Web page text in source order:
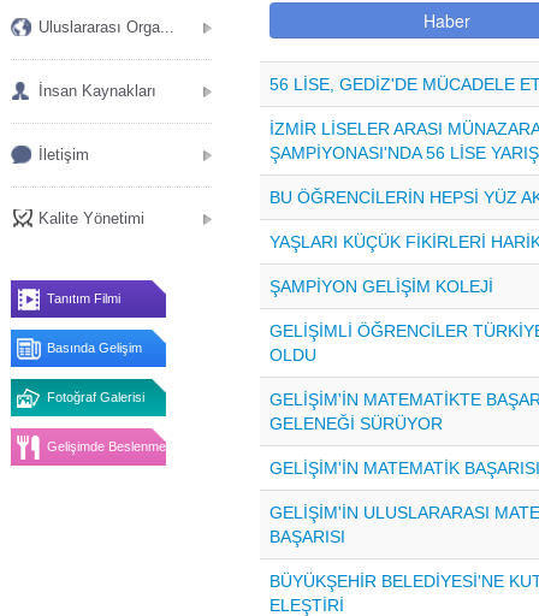
Uluslararası Orga...
İnsan Kaynakları
İletişim
Kalite Yönetimi
Tanıtım Filmi
Basında Gelişim
Fotoğraf Galerisi
Gelişimde Beslenme
Haber
56 LİSE, GEDİZ'DE MÜCADELE
İZMİR LİSELER ARASI MÜNAZARA
ŞAMPİYONASI'NDA 56 LİSE
BU ÖĞRENCİLERİN HEPSİ YÜZ
YAŞLARI KÜÇÜK FİKİRLERİ
ŞAMPİYON GELİŞİM KOLEJİ
GELİŞİMLİ ÖĞRENCİLER
OLDU
GELİŞİM'İN MATEMATİKTE
GELENEĞİ SÜRÜYOR
GELİŞİM'İN MATEMATİK BAŞARISI
GELİŞİM'İN ULUSLARARASI
BAŞARISI
BÜYÜKŞEHİR BELEDİYESİ'NE
ELEŞTİRİ